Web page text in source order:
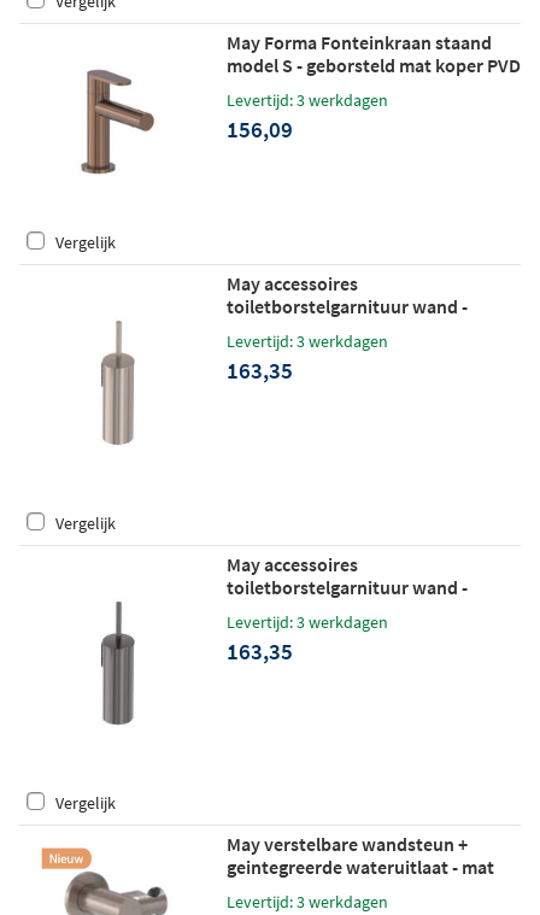
May Forma Fonteinkraan staand
model S - geborsteld mat koper PVD
Levertijd: 3 werkdagen
156,09
Vergelijk
May accessoires
toiletborstelgarnituur wand -
geborsteld nickel PVD
Levertijd: 3 werkdagen
163,35
Vergelijk
May accessoires
toiletborstelgarnituur wand -
Levertijd: 3 werkdagen
163,35
Vergelijk
May verstelbare wandsteun +
geintegreerde wateruitlaat - mat
zwart PED
Levertijd: 3 werkdagen